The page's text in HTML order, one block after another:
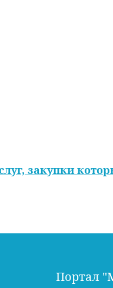
закупки
Портал